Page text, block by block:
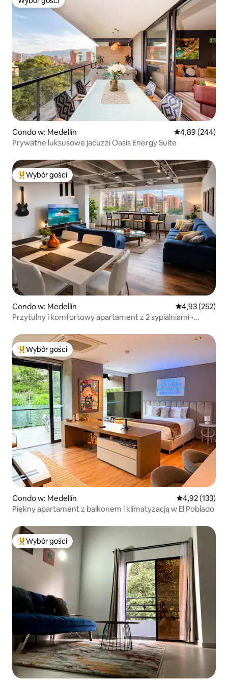
Wybór gości
Condo w: Medellín Średnia
4,89 (244)
Prywatne luksusowe jacuzzi Oasis Energy Suite
Najpopularniejsze z kategorii Wybór gości
Wybór gości
Condo w: Medellín Średnia
4,93 (252)
Przytulny i komfortowy apartament z 2 sypialniami •
Najpopularniejsze z kategorii Wybór gości
Wybór gości
Condo w: Medellín Średnia
4,92 (133)
Piękny apartament z balkonem i klimatyzacją w El Poblado
Najpopularniejsze z kategorii Wybór gości
Wybór gości